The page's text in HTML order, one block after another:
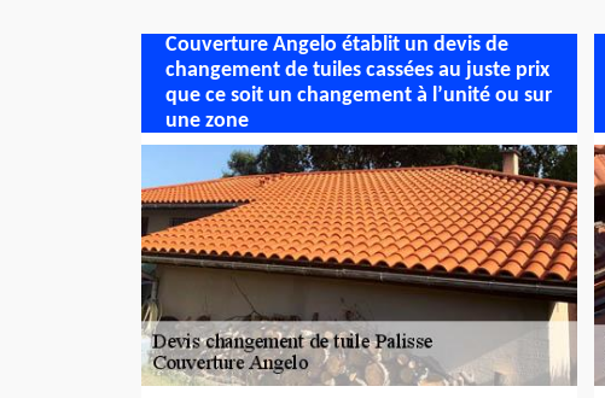
Couverture Angelo établit un devis de
changement de tuiles cassées au juste prix
que ce soit un changement à l’unité ou sur
une zone